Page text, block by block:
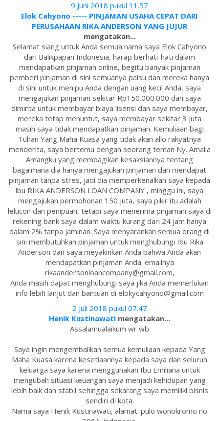
9 Juni 2018 pukul 11.57
Elok Cahyono ----- PINJAMAN USAHA CEPAT DARI
PERUSAHAAN RIKA ANDERSON YANG JUJUR
mengatakan...
Selamat siang untuk Anda semua nama saya Elok Cahyono
dari Balikpapan Indonesia, harap berhati-hati dalam
mendapatkan pinjaman online, begitu banyak pinjaman
pemberi pinjaman di sini semuanya palsu dan mereka hanya
di sini untuk menipu Anda dengan uang kecil Anda, saya
mengajukan pinjaman sekitar Rp150.000.000 dan saya
diminta untuk membayar biaya lisensi dan saya membayar,
mereka tetap menuntut, saya membayar sekitar 3 juta
masih saya tidak mendapatkan pinjaman. Kemuliaan bagi
Tuhan Yang Maha Kuasa yang tidak akan allo rakyatnya
menderita, saya bertemu dengan seorang teman Ny. Amalia
Amangku yang membagikan kesaksiannya tentang
bagaimana dia hanya mengajukan pinjaman dan mendapat
pinjaman tanpa stres, jadi dia memperkenalkan saya kepada
ibu RIKA ANDERSON LOAN COMPANY , minggu ini, saya
mengajukan permohonan 150 juta, saya pikir itu adalah
lelucon dan penipuan, tetapi saya menerima pinjaman saya di
rekening bank saya dalam waktu kurang dari 24 jam hanya
dalam 2% tanpa jaminan. Saya menyarankan semua orang di
sini membutuhkan pinjaman untuk menghubungi Ibu Rika
Anderson dan saya meyakinkan Anda bahwa Anda akan
mendapatkan pinjaman Anda. emailnya
rikaandersonloancompany@gmail.com,
Anda masih dapat menghubungi saya jika Anda memerlukan
info lebih lanjut dan bantuan di elokycahyono@gmail.com
2 Juli 2018 pukul 07.47
Henik Kustinawati mengatakan...
Assalamualaikum wr wb
Saya ingin mengembalikan semua kemuliaan kepada Yang
Maha Kuasa karena kesetiaannya kepada saya dan seluruh
keluarga saya karena menggunakan Ibu Emiliana untuk
mengubah situasi keuangan saya menjadi kehidupan yang
lebih baik dan stabil sehingga sekarang saya memiliki bisnis
sendiri di kota.
Nama saya Henik Kustinawati, alamat: pulo wonokromo no